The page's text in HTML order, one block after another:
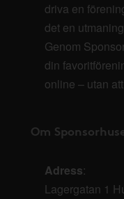
driva en
det en
Genom
din
online – utan
Om
Adress:
Lagergatan 1